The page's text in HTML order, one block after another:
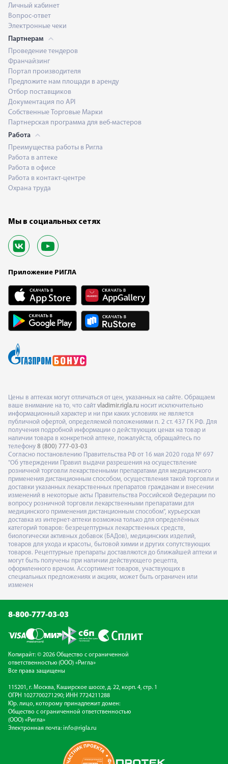
Личный кабинет
Вопрос-ответ
Электронные чеки
Партнерам
Проведение тендеров
Франчайзинг
Портал производителя
Предложите нам площади в аренду
Отбор поставщиков
Документация по API
Собственные Торговые Марки
Партнерская программа для веб-мастеров
Работа
Преимущества работы в Ригла
Работа в аптеке
Работа в офисе
Работа в контакт-центре
Охрана труда
Мы в социальных сетях
Приложение РИГЛА
Цены в аптеках могут отличаться от цен, указанных на сайте. Обращаем
ваше внимание на то, что сайт vladimir.rigla.ru носит исключительно
информационный характер и ни при каких условиях не является
публичной офертой, определяемой положениями п. 2 ст. 437 ГК РФ. Для
получения подробной информации о действующих ценах на товар и
наличии товара в конкретной аптеке, пожалуйста, обращайтесь по
телефону 8 (800) 777-03-03
Согласно постановлению Правительства РФ от 16 мая 2020 года № 697
"Об утверждении Правил выдачи разрешения на осуществление
розничной торговли лекарственными препаратами для медицинского
применения дистанционным способом, осуществления такой торговли и
доставки указанных лекарственных препаратов гражданам и внесении
изменений в некоторые акты Правительства Российской Федерации по
вопросу розничной торговли лекарственными препаратами для
медицинского применения дистанционным способом", курьерская
доставка из интернет-аптеки возможна только для определённых
категорий товаров: безрецептурных лекарственных средств,
биологически активных добавок (БАДов), медицинских изделий,
товаров для ухода и красоты, бытовой химии и других сопутствующих
товаров. Рецептурные препараты доставляются до ближайшей аптеки и
могут быть получены при наличии действующего рецепта,
оформленного врачом. Ассортимент товаров, участвующих в
специальных предложениях и акциях, может быть ограничен или
изменен
8-800-777-03-03
Копирайт: © 2026 Общество с ограниченной
ответственностью (ООО) «Ригла»
Все права защищены
115201, г. Москва, Каширское шоссе, д. 22, корп. 4, стр. 1
ОГРН 1027700271290; ИНН 7724211288
Юр. лицо, которому принадлежит домен:
Общество с ограниченной ответственностью
(ООО) «Ригла»
Электронная почта: info@rigla.ru